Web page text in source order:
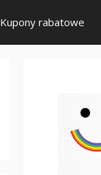
Kupony rabatowe